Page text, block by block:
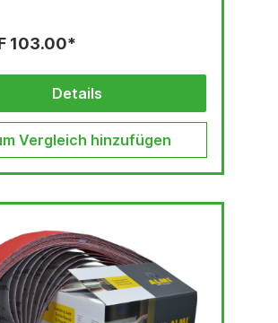
103.00*
Details
Vergleich hinzufügen